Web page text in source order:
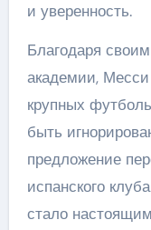
и уверенность.
Благодаря
академии,
крупных
быть
предложение
испанского
стало